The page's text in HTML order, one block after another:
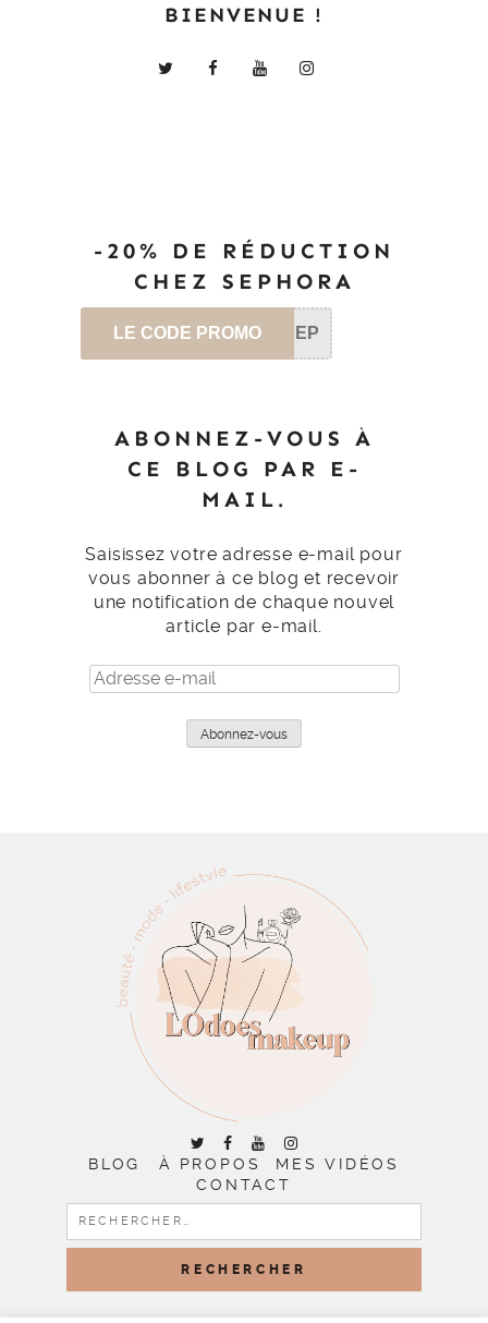
BIENVENUE !
-20% DE RÉDUCTION
CHEZ SEPHORA
LE CODE PROMO SEP
ABONNEZ-VOUS À
CE BLOG PAR E-
MAIL.
Saisissez votre adresse e-mail pour
vous abonner à ce blog et recevoir
une notification de chaque nouvel
article par e-mail.
Adresse
e-
Abonnez-vous
BLOG À PROPOS
MES VIDÉOS
CONTACT
RECHERCHER :